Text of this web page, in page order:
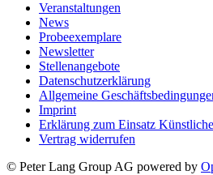
Veranstaltungen
News
Probeexemplare
Newsletter
Stellenangebote
Datenschutzerklärung
Allgemeine
Imprint
Erklärung zum Einsatz
Vertrag widerrufen
© Peter Lang Group AG powered by